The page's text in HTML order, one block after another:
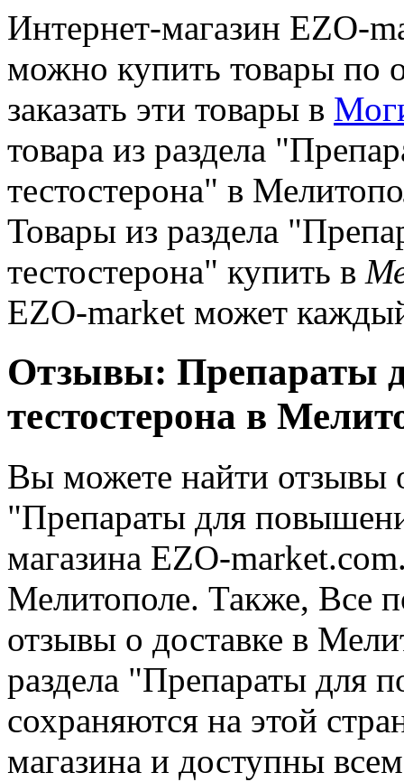
Интернет-магазин EZO-
можно купить товары по
заказать эти товары в
товара из раздела
тестостерона" в
Товары из раздела
тестостерона" купить в
EZO-market может
Отзывы: Препараты
тестостерона в
Вы можете найти отзывы
"Препараты для
магазина EZO-
Мелитополе. Также, Все
отзывы о доставке в
раздела "Препараты для
сохраняются на этой
магазина и доступны